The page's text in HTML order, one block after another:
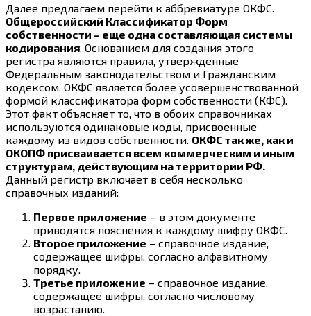
Далее предлагаем перейти к аббревиатуре ОКФС.
Общероссийский Классификатор Форм
собственности – еще одна составляющая системы
кодирования . Основанием для создания этого
регистра являются правила, утвержденные
Федеральным законодательством и Гражданским
кодексом. ОКФС является более усовершенствованной
формой классификатора форм собственности (КФС).
Этот факт объясняет то, что в обоих справочниках
используются одинаковые коды, присвоенные
каждому из видов собственности. ОКФС так же, как и
ОКОПФ присваивается всем коммерческим и иным
структурам, действующим на территории РФ.
Данный регистр включает в себя несколько
справочных изданий:
Первое приложение – в этом документе
приводятся пояснения к каждому шифру ОКФС.
Второе приложение – справочное издание,
содержащее шифры, согласно алфавитному
порядку.
Третье приложение – справочное издание,
содержащее шифры, согласно числовому
возрастанию.